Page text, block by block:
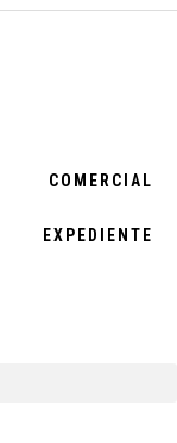
COMERCIAL
EXPEDIENTE